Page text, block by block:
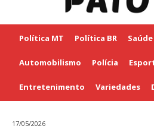
Política MT Política BR Saúde
Automobilismo Polícia
Entretenimento Variedades
17/05/2026